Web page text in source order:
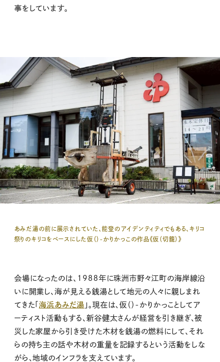
事をしています。
あみだ湯の前に展示されていた、能登のアイデンティティでもある、キリコ
祭りのキリコをベースにした仮（）-かりかっこの作品《仮（切籠）》
会場になったのは、1988年に珠洲市野々江町の海岸線沿
いに開業し、海が見える銭湯として地元の人々に親しまれ
てきた「海浜あみだ湯 」。現在は、仮（）-かりかっことしてア
ーティスト活動もする、新谷健太さんが経営を引き継ぎ、被
災した家屋から引き受けた木材を銭湯の燃料にして、それ
らの持ち主の話や木材の重量を記録するという活動をしな
がら、地域のインフラを支えています。